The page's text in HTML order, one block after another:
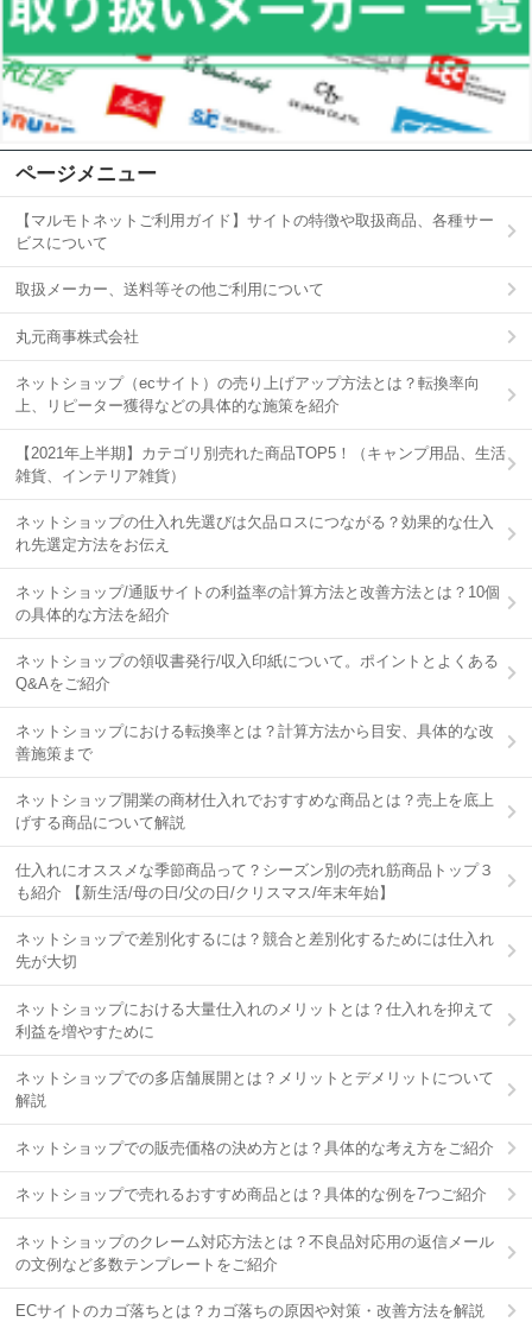
ページメニュー
【マルモトネットご利用ガイド】サイトの特徴や取扱商品、各種サー
ビスについて
取扱メーカー、送料等その他ご利用について
丸元商事株式会社
ネットショップ（ecサイト）の売り上げアップ方法とは？転換率向
上、リピーター獲得などの具体的な施策を紹介
【2021年上半期】カテゴリ別売れた商品TOP5！（キャンプ用品、生活
雑貨、インテリア雑貨）
ネットショップの仕入れ先選びは欠品ロスにつながる？効果的な仕入
れ先選定方法をお伝え
ネットショップ/通販サイトの利益率の計算方法と改善方法とは？10個
の具体的な方法を紹介
ネットショップの領収書発行/収入印紙について。ポイントとよくある
Q&Aをご紹介
ネットショップにおける転換率とは？計算方法から目安、具体的な改
善施策まで
ネットショップ開業の商材仕入れでおすすめな商品とは？売上を底上
げする商品について解説
仕入れにオススメな季節商品って？シーズン別の売れ筋商品トップ３
も紹介 【新生活/母の日/父の日/クリスマス/年末年始】
ネットショップで差別化するには？競合と差別化するためには仕入れ
先が大切
ネットショップにおける大量仕入れのメリットとは？仕入れを抑えて
利益を増やすために
ネットショップでの多店舗展開とは？メリットとデメリットについて
解説
ネットショップでの販売価格の決め方とは？具体的な考え方をご紹介
ネットショップで売れるおすすめ商品とは？具体的な例を7つご紹介
ネットショップのクレーム対応方法とは？不良品対応用の返信メール
の文例など多数テンプレートをご紹介
ECサイトのカゴ落ちとは？カゴ落ちの原因や対策・改善方法を解説